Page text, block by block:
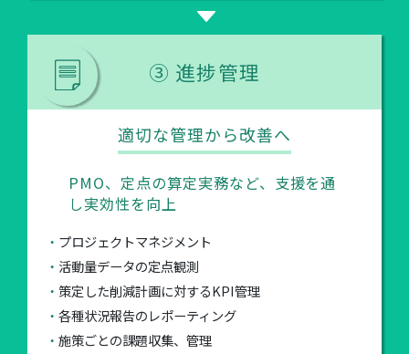
③ 進捗管理
適切な管理から改善へ
PMO、定点の算定実務など、支援を通
し実効性を向上
プロジェクトマネジメント
活動量データの定点観測
策定した削減計画に対するKPI管理
各種状況報告のレポーティング
施策ごとの課題収集、管理